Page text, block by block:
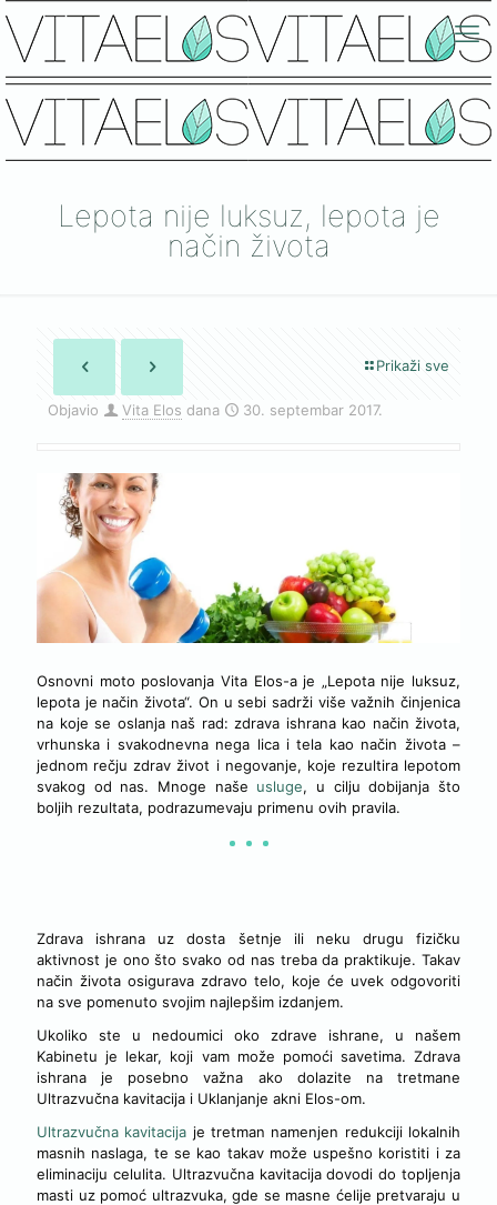
Lepota nije luksuz, lepota je
način života
Prikaži sve
Objavio Vita Elos dana 30. septembar 2017.
Osnovni moto poslovanja Vita Elos-a je „Lepota nije luksuz,
lepota je način života“. On u sebi sadrži više važnih činjenica
na koje se oslanja naš rad: zdrava ishrana kao način života,
vrhunska i svakodnevna nega lica i tela kao način života –
jednom rečju zdrav život i negovanje, koje rezultira lepotom
svakog od nas. Mnoge naše usluge, u cilju dobijanja što
boljih rezultata, podrazumevaju primenu ovih pravila.
Zdrava ishrana uz dosta šetnje ili neku drugu fizičku
aktivnost je ono što svako od nas treba da praktikuje. Takav
način života osigurava zdravo telo, koje će uvek odgovoriti
na sve pomenuto svojim najlepšim izdanjem.
Ukoliko ste u nedoumici oko zdrave ishrane, u našem
Kabinetu je lekar, koji vam može pomoći savetima. Zdrava
ishrana je posebno važna ako dolazite na tretmane
Ultrazvučna kavitacija i Uklanjanje akni Elos-om.
Ultrazvučna kavitacija je tretman namenjen redukciji lokalnih
masnih naslaga, te se kao takav može uspešno koristiti i za
eliminaciju celulita. Ultrazvučna kavitacija dovodi do topljenja
masti uz pomoć ultrazvuka, gde se masne ćelije pretvaraju u